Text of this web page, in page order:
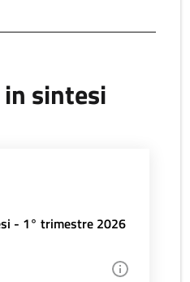
sintesi
- 1° trimestre 2026